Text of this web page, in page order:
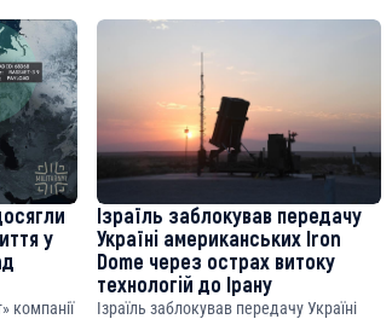
у
компанії
Ізраїль заблокував передачу
Україні американських Iron
Dome через острах витоку
технологій до Ірану
Ізраїль заблокував передачу Україні